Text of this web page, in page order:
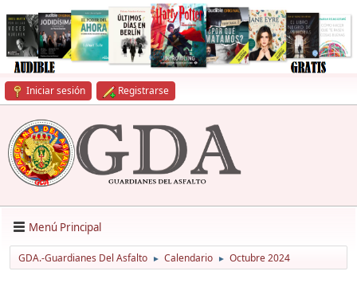
Iniciar sesión Registrarse
Menú Principal
GDA.-Guardianes Del Asfalto ► Calendario ► Octubre 2024